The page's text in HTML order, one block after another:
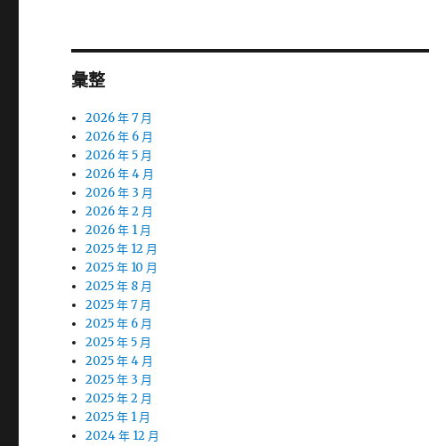
彙整
2026 年 7 月
2026 年 6 月
2026 年 5 月
2026 年 4 月
2026 年 3 月
2026 年 2 月
2026 年 1 月
2025 年 12 月
2025 年 10 月
2025 年 8 月
2025 年 7 月
2025 年 6 月
2025 年 5 月
2025 年 4 月
2025 年 3 月
2025 年 2 月
2025 年 1 月
2024 年 12 月